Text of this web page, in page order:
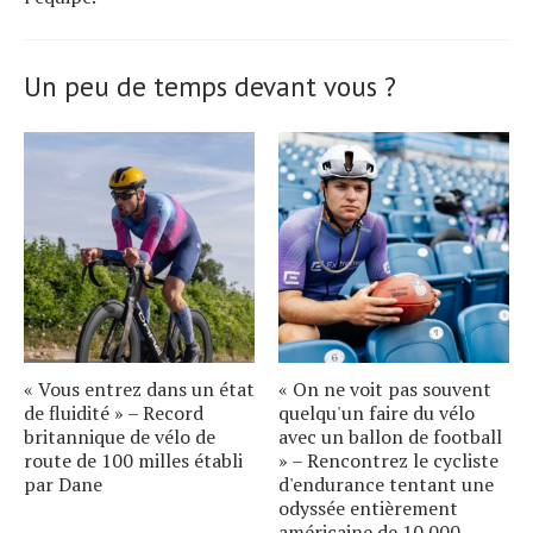
Un peu de temps devant vous ?
« Vous entrez dans un état
de fluidité » – Record
britannique de vélo de
route de 100 milles établi
par Dane
« On ne voit pas souvent
quelqu'un faire du vélo
avec un ballon de football
» – Rencontrez le cycliste
d'endurance tentant une
odyssée entièrement